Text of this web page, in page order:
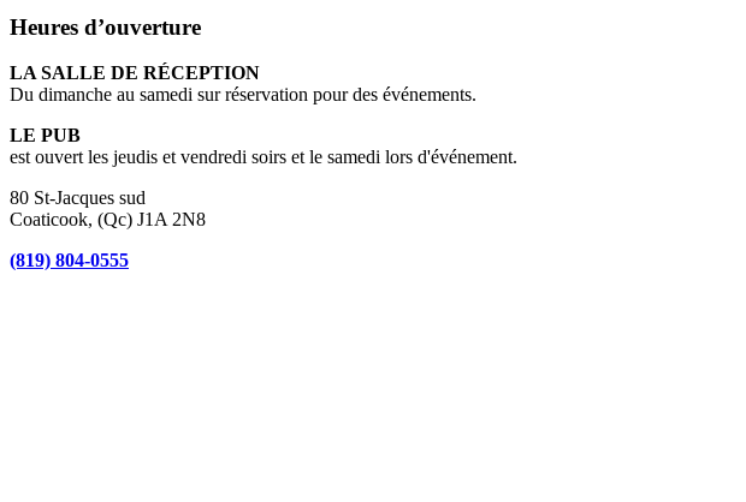
Heures d’ouverture
LA SALLE DE RÉCEPTION
Du dimanche au samedi sur réservation pour des événements.
LE PUB
est ouvert les jeudis et vendredi soirs et le samedi lors d'événement.
80 St-Jacques sud
Coaticook, (Qc) J1A 2N8
(819) 804-0555